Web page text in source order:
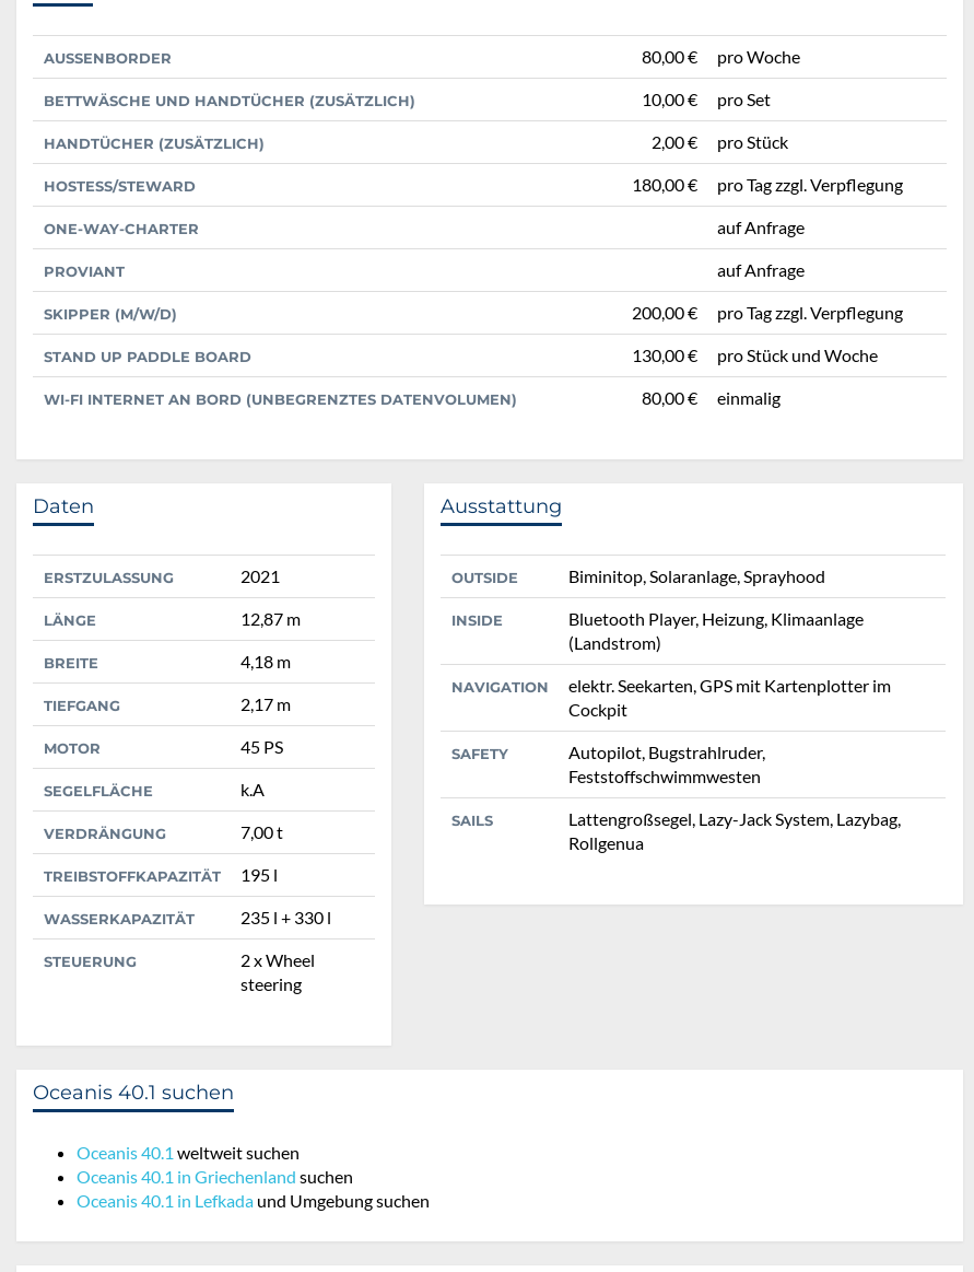
AUSSENBORDER 80,00 € pro Woche
BETTWÄSCHE UND HANDTÜCHER (ZUSÄTZLICH) 10,00 € pro Set
HANDTÜCHER (ZUSÄTZLICH) 2,00 € pro Stück
HOSTESS/STEWARD 180,00 € pro Tag zzgl. Verpflegung
ONE-WAY-CHARTER auf Anfrage
PROVIANT auf Anfrage
SKIPPER (M/W/D) 200,00 € pro Tag zzgl. Verpflegung
STAND UP PADDLE BOARD 130,00 € pro Stück und Woche
WI-FI INTERNET AN BORD (UNBEGRENZTES DATENVOLUMEN) 80,00 € einmalig
Daten
ERSTZULASSUNG 2021
LÄNGE 12,87 m
BREITE 4,18 m
TIEFGANG 2,17 m
MOTOR 45 PS
SEGELFLÄCHE k.A
VERDRÄNGUNG 7,00 t
TREIBSTOFFKAPAZITÄT 195 l
WASSERKAPAZITÄT 235 l + 330 l
STEUERUNG
2 x Wheel
steering
Ausstattung
OUTSIDE Biminitop, Solaranlage, Sprayhood
INSIDE
Bluetooth Player, Heizung, Klimaanlage
(Landstrom)
NAVIGATION
elektr. Seekarten, GPS mit Kartenplotter im
Cockpit
SAFETY
Autopilot, Bugstrahlruder,
Feststoffschwimmwesten
SAILS
Lattengroßsegel, Lazy-Jack System, Lazybag,
Rollgenua
Oceanis 40.1 suchen
Oceanis 40.1 weltweit suchen
Oceanis 40.1 in Griechenland suchen
Oceanis 40.1 in Lefkada und Umgebung suchen